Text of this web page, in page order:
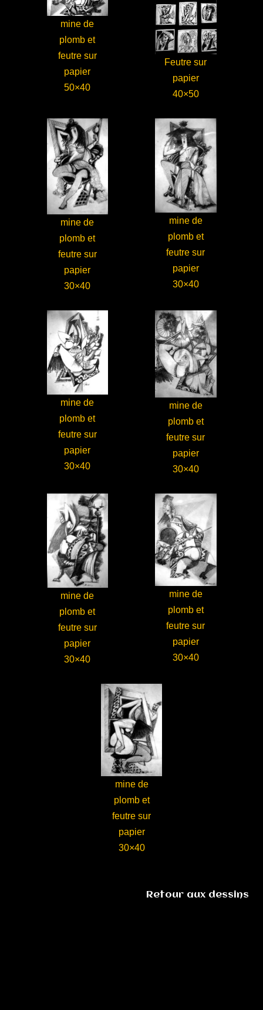
mine de
plomb et
feutre sur
papier
50×40
Feutre sur
papier
40×50
mine de
plomb et
feutre sur
papier
30×40
mine de
plomb et
feutre sur
papier
30×40
mine de
plomb et
feutre sur
papier
30×40
mine de
plomb et
feutre sur
papier
30×40
mine de
plomb et
feutre sur
papier
30×40
mine de
plomb et
feutre sur
papier
30×40
mine de
plomb et
feutre sur
papier
30×40
Retour aux dessins